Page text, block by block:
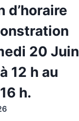
d’horaire
20 Juin
12 h au
h.